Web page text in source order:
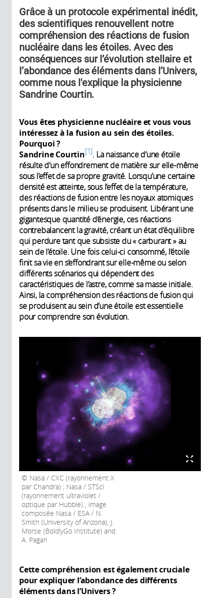
Grâce à un protocole expérimental inédit,
des scientifiques renouvellent notre
compréhension des réactions de fusion
nucléaire dans les étoiles. Avec des
conséquences sur l’évolution stellaire et
l’abondance des éléments dans l’Univers,
comme nous l'explique la physicienne
Sandrine Courtin.
Vous êtes physicienne nucléaire et vous vous
intéressez à la fusion au sein des étoiles.
Pourquoi ?
Sandrine Courtin 1 . La naissance d’une étoile
résulte d’un effondrement de matière sur elle-même
sous l’effet de sa propre gravité. Lorsqu’une certaine
densité est atteinte, sous l’effet de la température,
des réactions de fusion entre les noyaux atomiques
présents dans le milieu se produisent. Libérant une
gigantesque quantité d’énergie, ces réactions
contrebalancent la gravité, créant un état d’équilibre
qui perdure tant que subsiste du « carburant » au
sein de l’étoile. Une fois celui-ci consommé, l’étoile
finit sa vie en s’effondrant sur elle-même ou selon
différents scénarios qui dépendent des
caractéristiques de l’astre, comme sa masse initiale.
Ainsi, la compréhension des réactions de fusion qui
se produisent au sein d’une étoile est essentielle
pour comprendre son évolution.
Nasa / CXC (rayonnement X
par Chandra) ; Nasa / STScI
(rayonnement ultraviolet /
optique par Hubble) ; image
composée Nasa / ESA / N.
Smith (University of Arizona), J.
Morse (BoldlyGo Institute) and
A. Pagan
Cette compréhension est également cruciale
pour expliquer l’abondance des différents
éléments dans l’Univers ?